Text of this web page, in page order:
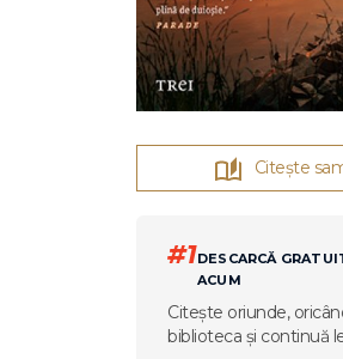
Citește
#1DESCARCĂ
ACUM
Citește oriunde,
biblioteca și continuă